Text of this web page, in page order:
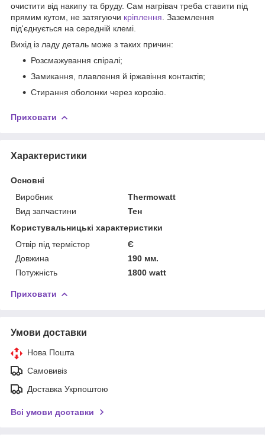
очистити від накипу та бруду. Сам нагрівач треба ставити під
прямим кутом, не затягуючи кріплення . Заземлення
під'єднується на середній клемі.
Вихід із ладу деталь може з таких причин:
Розсмажування спіралі;
Замикання, плавлення й іржавіння контактів;
Стирання оболонки через корозію.
Приховати
Характеристики
Основні
Виробник
Thermowatt
Вид запчастини
Тен
Користувальницькі характеристики
Отвір під термістор
Є
Довжина
190 мм.
Потужність
1800 watt
Приховати
Умови доставки
Нова Пошта
Самовивіз
Доставка Укрпоштою
Всі умови доставки